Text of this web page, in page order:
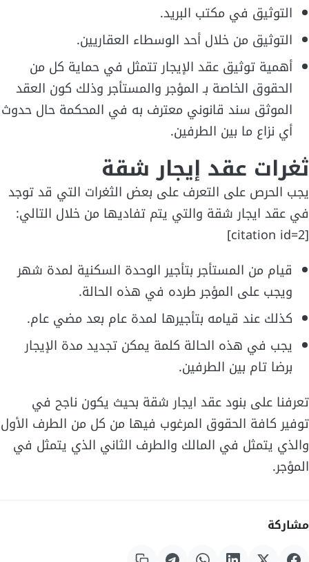
التوثيق في مكتب البريد.
التوثيق من خلال أحد الوسطاء العقاريين.
أهمية توثيق عقد الإيجار تتمثل في حماية كل من
الحقوق الخاصة بـ المؤجر والمستأجر وذلك كون العقد
الموثق سند قانوني معترف به في المحكمة حال حدوث
أي نزاع ما بين الطرفين.
ثغرات عقد إيجار شقة
يجب الحرص على التعرف على بعض الثغرات التي قد توجد
في عقد ايجار شقة والتي يتم تفاديها من خلال التالي:
[citation id=2]
قيام من المستأجر بتأجير الوحدة السكنية لمدة شهر
ويجب على المؤجر طرده في هذه الحالة.
كذلك عند قيامه بتأجيرها لمدة عام بعد مضي عام.
يجب في هذه الحالة كلمة يمكن تجديد مدة الإيجار
برضا تام بين الطرفين.
تعرفنا على بنود عقد ايجار شقة بحيث يكون ناجح في
توفير كافة الحقوق المرغوب فيها من كل من الطرف الأول
والذي يتمثل في المالك والطرف الثاني الذي يتمثل في
المؤجر.
مشاركة